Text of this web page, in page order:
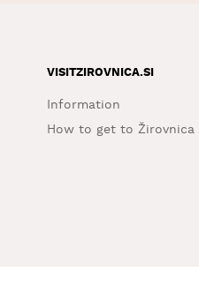
VISITZIROVNICA.SI
Information
How to get to Žirovnica